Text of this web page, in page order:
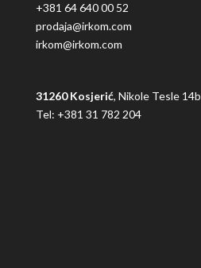
+381 64 640 00 52
prodaja@irkom.com
irkom@irkom.com
31260 Kosjerić, Nikole Tesle 14b
Tel: +381 31 782 204